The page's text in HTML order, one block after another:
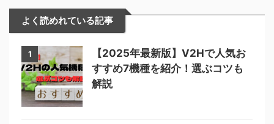
よく読めれている記事
1
【2025年最新版】V2Hで人気お
すすめ7機種を紹介！選ぶコツも
解説